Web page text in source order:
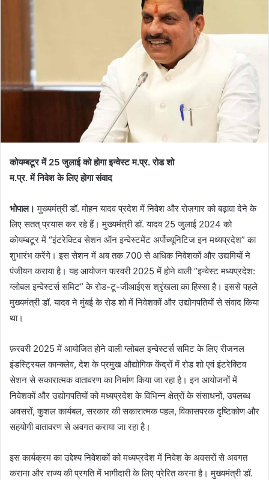
कोयम्बटूर में 25 जुलाई को होगा इन्वेस्ट म.प्र. रोड शो
म.प्र. में निवेश के लिए होगा संवाद
भोपाल। मुख्यमंत्री डॉ. मोहन यादव प्रदेश में निवेश और रोज़गार को बढ़ावा देने के
लिए सतत् प्रयास कर रहे हैं। मुख्यमंत्री डॉ. यादव 25 जुलाई 2024 को
कोयम्बटूर में “इंटरेक्टिव सेशन ऑन इन्वेस्टमेंट अर्पोच्यूनिटिज इन मध्यप्रदेश” का
शुभारंभ करेंगे। इस सेशन में अब तक 700 से अधिक निवेशकों और उद्यमियों ने
पंजीयन कराया है। यह आयोजन फरवरी 2025 में होने वाली “इन्वेस्ट मध्यप्रदेश:
ग्लोबल इन्वेस्टर्स समिट” के रोड-टू-जीआईएस श्रृंखला का हिस्सा है। इससे पहले
मुख्यमंत्री डॉ. यादव ने मुंबई के रोड शो में निवेशकों और उद्योगपतियों से संवाद किया
था।
फ़रवरी 2025 में आयोजित होने वाली ग्लोबल इन्वेस्टर्स समिट के लिए रीजनल
इंडस्ट्रियल कान्क्लेव, देश के प्रमुख औद्योगिक केंद्रों में रोड शो एवं इंटरेक्टिव
सेशन से सकारात्मक वातावरण का निर्माण किया जा रहा है। इन आयोजनों में
निवेशकों और उद्योगपतियों को मध्यप्रदेश के विभिन्न क्षेत्रों के संसाधनों, उपलब्ध
अवसरों, कुशल कार्यबल, सरकार की सकारात्मक पहल, विकासपरक दृष्टिकोण और
सहयोगी वातावरण से अवगत कराया जा रहा है।
इस कार्यक्रम का उद्देश्य निवेशकों को मध्यप्रदेश में निवेश के अवसरों से अवगत
कराना और राज्य की प्रगति में भागीदारी के लिए प्रेरित करना है। मुख्यमंत्री डॉ.